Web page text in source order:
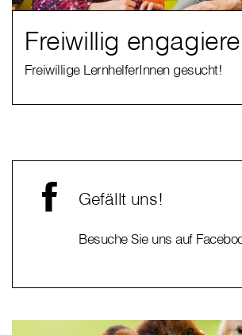
Freiwillig
Freiwillige LernhelferInnen gesucht!
Gefällt uns!
Besuche Sie uns auf